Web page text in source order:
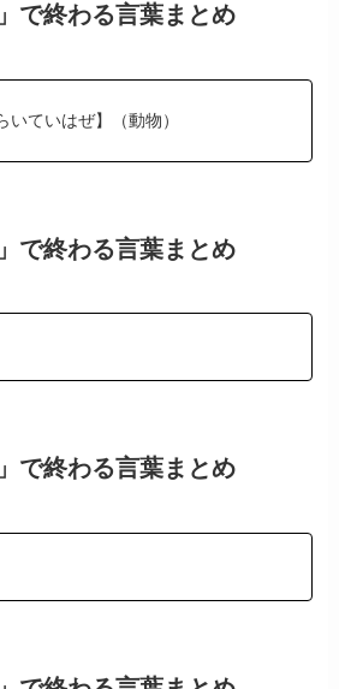
で終わる言葉まとめ
いていはぜ】（動物）
で終わる言葉まとめ
で終わる言葉まとめ